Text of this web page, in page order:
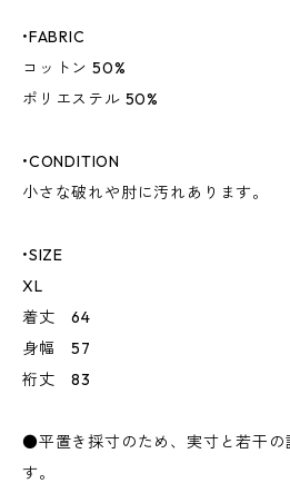
•FABRIC
コットン 50%
ポリエステル 50%
•CONDITION
小さな破れや肘に汚れあります。
•SIZE
XL
着丈 64
身幅 57
裄丈 83
●平置き採寸のため、実寸と若干の
す。